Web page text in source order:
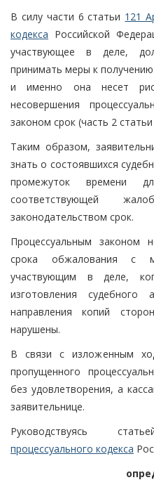
В силу части 6 статьи 121
кодекса Российской
участвующее в деле,
принимать меры к
и именно она несет
несовершения
законом срок (часть 2
Таким образом,
знать о состоявшихся
промежуток времени
соответствующей
законодательством срок.
Процессуальным законом
срока обжалования с
участвующим в деле,
изготовления
направления копий
нарушены.
В связи с изложенным
пропущенного
без удовлетворения, а
заявительнице.
Руководствуясь
процессуального кодекса